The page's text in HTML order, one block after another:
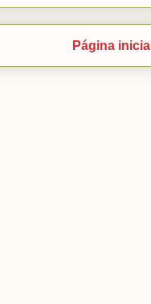
Página inicial